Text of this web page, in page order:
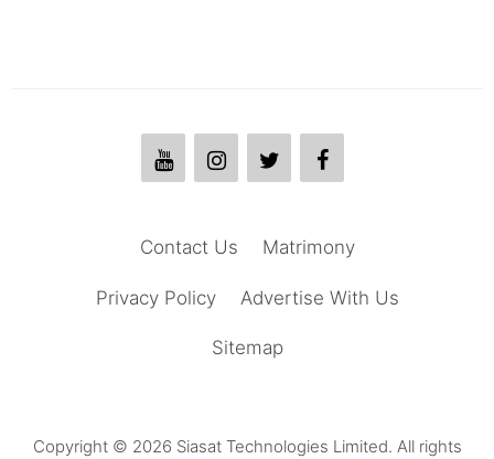
Matrimony
Contact Us
Advertise With Us
Privacy Policy
Sitemap
Copyright © 2026 Siasat Technologies Limited. All rights